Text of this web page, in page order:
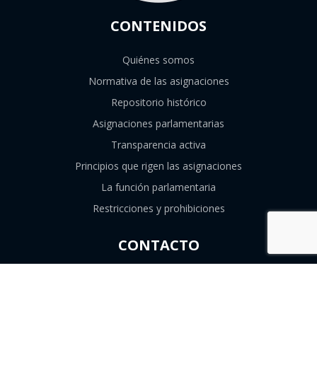
CONTENIDOS
Quiénes somos
Normativa de las asignaciones
Repositorio histórico
Asignaciones parlamentarias
Transparencia activa
Principios que rigen las asignaciones
La función parlamentaria
Restricciones y prohibiciones
CONTACTO